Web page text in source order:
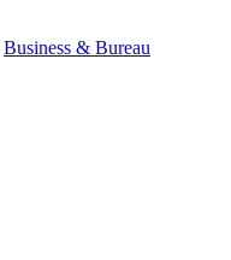
Business & Bureau